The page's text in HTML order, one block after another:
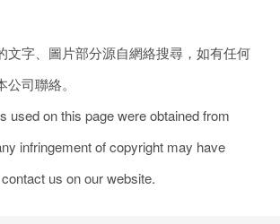
文字、圖片部分源自網絡搜尋，如有任何
司聯絡。
used on this page were obtained from
infringement of copyright may have
us on our website.